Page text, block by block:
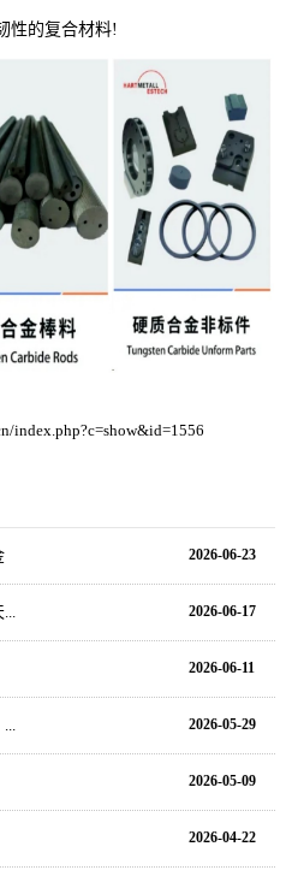
性的复合材料!
index.php?c=show&id=1556
2026-06-23
2026-06-17
2026-06-11
2026-05-29
2026-05-09
2026-04-22